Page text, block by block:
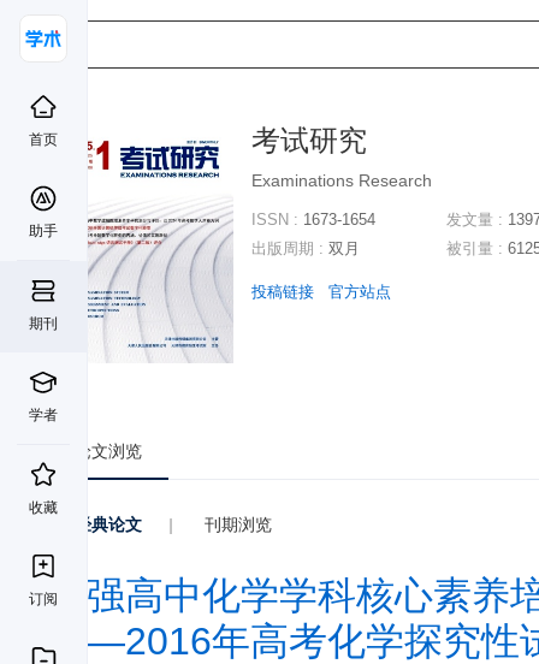
首页
助手
期刊
学者
收藏
订阅
考试研究
Examinations Research
ISSN : 1673-1654
出版周期 : 双月
发文量 :
被引量 :
投稿链接 官方站点
论文浏览
经典论文 | 刊期浏览
加强高中化学学科核心素养
——2016年高考化学探究性